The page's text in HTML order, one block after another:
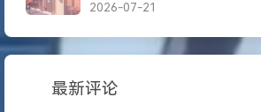
2026-07-21
最新评论